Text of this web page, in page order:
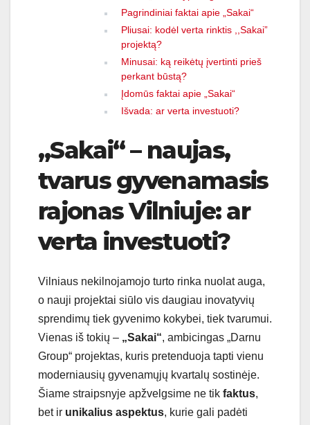
Pagrindiniai faktai apie „Sakai“
Pliusai: kodėl verta rinktis ,,Sakai”
projektą?
Minusai: ką reikėtų įvertinti prieš
perkant būstą?
Įdomūs faktai apie „Sakai“
Išvada: ar verta investuoti?
„Sakai“ – naujas,
tvarus gyvenamasis
rajonas Vilniuje: ar
verta investuoti?
Vilniaus nekilnojamojo turto rinka nuolat auga,
o nauji projektai siūlo vis daugiau inovatyvių
sprendimų tiek gyvenimo kokybei, tiek tvarumui.
Vienas iš tokių – „Sakai“, ambicingas „Darnu
Group“ projektas, kuris pretenduoja tapti vienu
moderniausių gyvenamųjų kvartalų sostinėje.
Šiame straipsnyje apžvelgsime ne tik faktus,
bet ir unikalius aspektus, kurie gali padėti